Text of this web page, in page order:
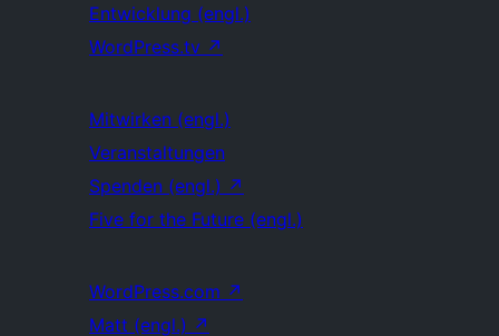
Entwicklung (engl.)
WordPress.tv ↗
Mitwirken (engl.)
Veranstaltungen
Spenden (engl.) ↗
Five for the Future (engl.)
WordPress.com ↗
Matt (engl.) ↗